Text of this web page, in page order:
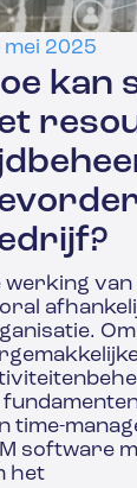
mei 2025
kan
werking
time-
software
het